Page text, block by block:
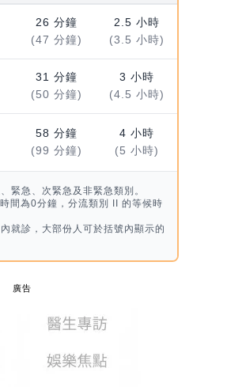
26 分鐘
(47 分鐘)
2.5 小時
(3.5 小時)
31 分鐘
(50 分鐘)
3 小時
(4.5 小時)
58 分鐘
(99 分鐘)
4 小時
(5 小時)
緊急、次緊急及非緊急類別。
間為0分鐘，分流類別 II 的等候時
就診，大部份人可於括號內顯示的
廣告